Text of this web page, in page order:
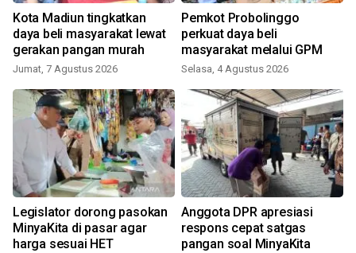
Kota Madiun tingkatkan
daya beli masyarakat lewat
gerakan pangan murah
Jumat, 7 Agustus 2026
Pemkot Probolinggo
perkuat daya beli
masyarakat melalui GPM
Selasa, 4 Agustus 2026
Legislator dorong pasokan
MinyaKita di pasar agar
harga sesuai HET
Anggota DPR apresiasi
respons cepat satgas
pangan soal MinyaKita